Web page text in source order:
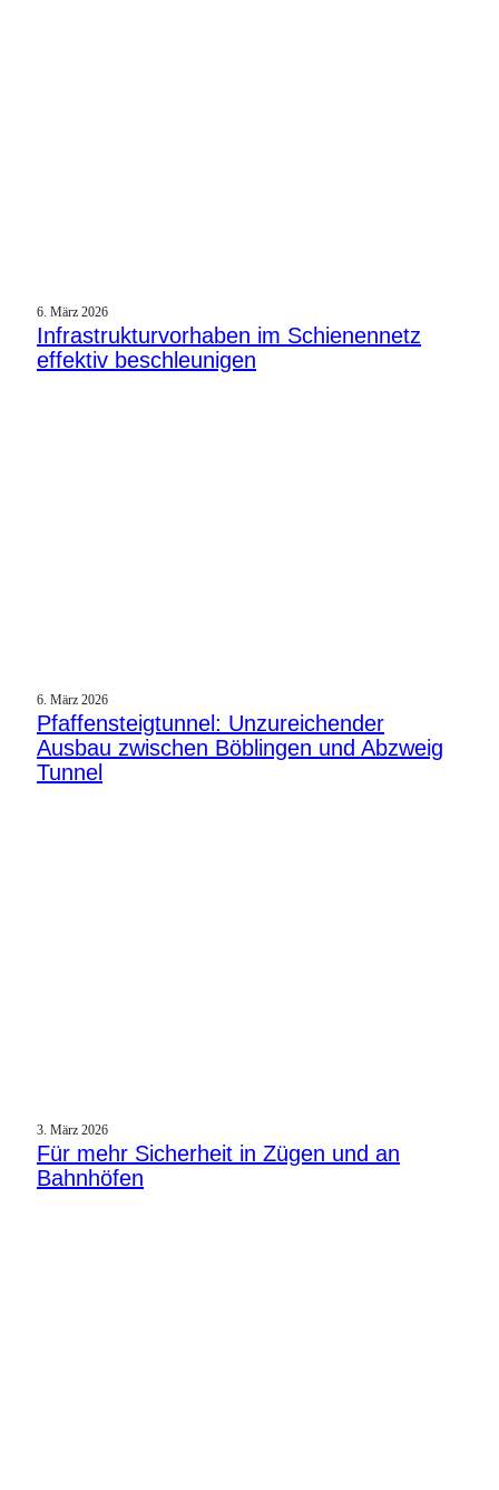
6. März 2026
Infrastrukturvorhaben im Schienennetz
effektiv beschleunigen
6. März 2026
Pfaffensteigtunnel: Unzureichender
Ausbau zwischen Böblingen und Abzweig
Tunnel
3. März 2026
Für mehr Sicherheit in Zügen und an
Bahnhöfen